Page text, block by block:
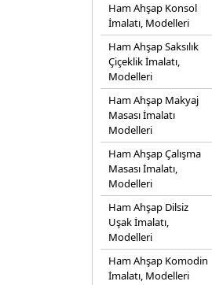
Ham Ahşap Konsol
İmalatı, Modelleri
Ham Ahşap Saksılık
Çiçeklik İmalatı,
Modelleri
Ham Ahşap Makyaj
Masası İmalatı
Modelleri
Ham Ahşap Çalışma
Masası İmalatı,
Modelleri
Ham Ahşap Dilsiz
Uşak İmalatı,
Modelleri
Ham Ahşap Komodin
İmalatı, Modelleri